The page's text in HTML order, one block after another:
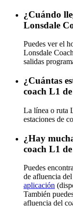
¿Cuándo
Lonsdale
Puedes ver el
Lonsdale
salidas
¿Cuántas
coach L1
La línea o ruta
estaciones de
¿Hay
coach L1
Puedes
de afluencia
aplicación
También
afluencia del